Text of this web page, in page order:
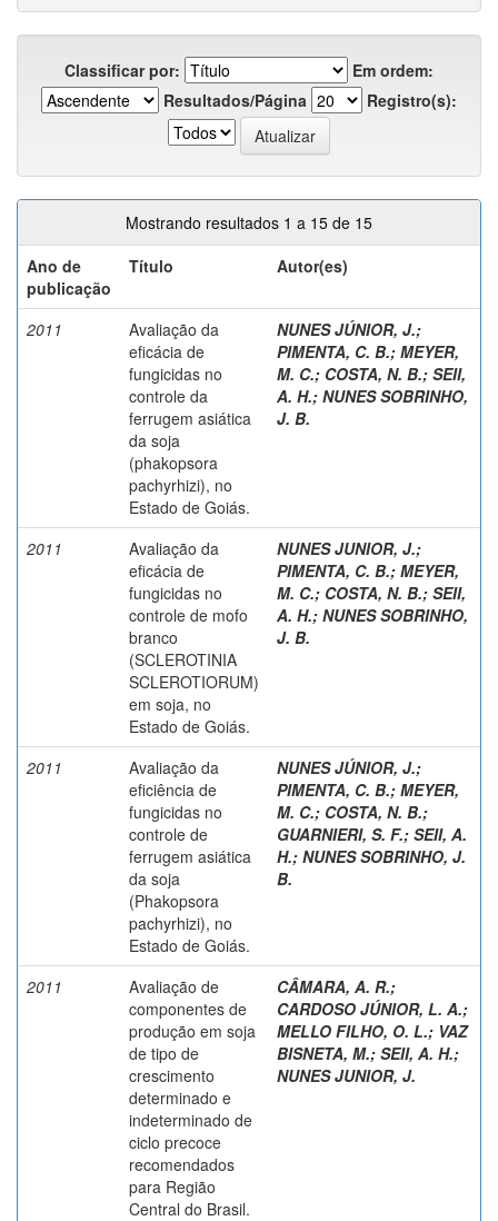
Classificar por:
Em ordem:
Resultados/Página
Registro(s):
Mostrando resultados 1 a 15 de 15
Ano de
publicação
Título Autor(es)
2011
Avaliação da
eficácia de
fungicidas no
controle da
ferrugem asiática
da soja
(phakopsora
pachyrhizi), no
Estado de Goiás.
NUNES JÚNIOR, J.;
PIMENTA, C. B.; MEYER,
M. C.; COSTA, N. B.; SEII,
A. H.; NUNES SOBRINHO,
J. B.
2011
Avaliação da
eficácia de
fungicidas no
controle de mofo
branco
(SCLEROTINIA
SCLEROTIORUM)
em soja, no
Estado de Goiás.
NUNES JUNIOR, J.;
PIMENTA, C. B.; MEYER,
M. C.; COSTA, N. B.; SEII,
A. H.; NUNES SOBRINHO,
J. B.
2011
Avaliação da
eficiência de
fungicidas no
controle de
ferrugem asiática
da soja
(Phakopsora
pachyrhizi), no
Estado de Goiás.
NUNES JÚNIOR, J.;
PIMENTA, C. B.; MEYER,
M. C.; COSTA, N. B.;
GUARNIERI, S. F.; SEII, A.
H.; NUNES SOBRINHO, J.
B.
2011
Avaliação de
componentes de
produção em soja
de tipo de
crescimento
determinado e
indeterminado de
ciclo precoce
recomendados
para Região
Central do Brasil.
CÂMARA, A. R.;
CARDOSO JÚNIOR, L. A.;
MELLO FILHO, O. L.; VAZ
BISNETA, M.; SEII, A. H.;
NUNES JUNIOR, J.